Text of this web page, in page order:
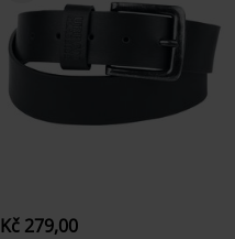
Kč 279,00